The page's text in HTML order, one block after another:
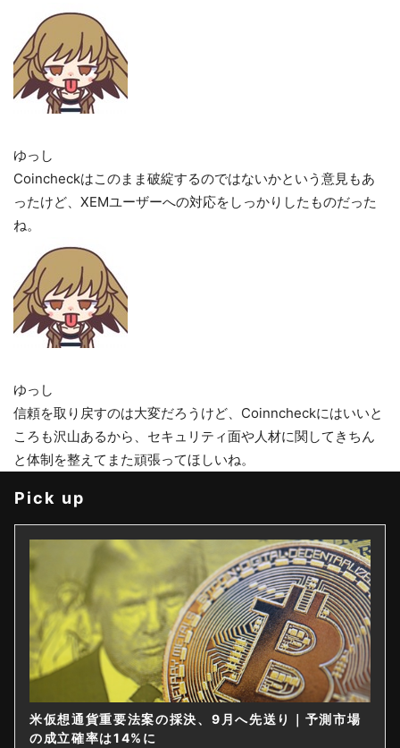
ゆっし
Coincheckはこのまま破綻するのではないかという意見もあ
ったけど、XEMユーザーへの対応をしっかりしたものだった
ね。
ゆっし
信頼を取り戻すのは大変だろうけど、Coinncheckにはいいと
ころも沢山あるから、セキュリティ面や人材に関してきちん
と体制を整えてまた頑張ってほしいね。
Pick up
米仮想通貨重要法案の採決、9月へ先送り｜予測市場
の成立確率は14%に